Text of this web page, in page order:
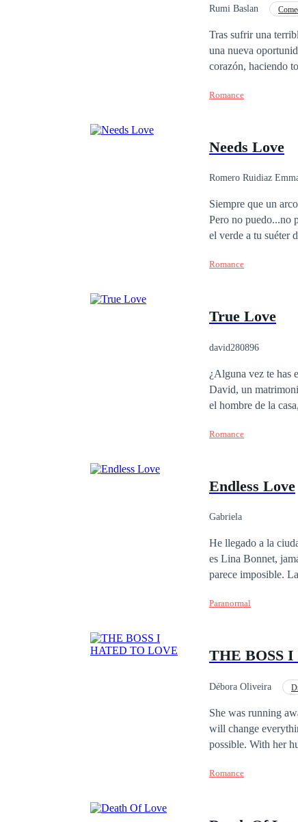
Rumi Baslan
Tras sufrir una
una nueva
corazón, haciendo
Crystalle Bellowk. Lo
contrario ¿Caerán
Romance
Needs Love
Romero Ruidiaz
Siempre que un
Pero no puedo...no podía hacerlo. Desde que el rojo me
el verde a tu suéter
Romance
True Love
david280896
¿Alguna vez te has
David, un
el hombre de la
vidas?
Romance
Endless Love
Gabriela
He llegado a la
es Lina Bonnet,
parece imposible.
psiquis por
Paranormal
THE BOSS
Débora Oliveira
She was running
will change
possible. With her
But she is the one who receives the final
Romance